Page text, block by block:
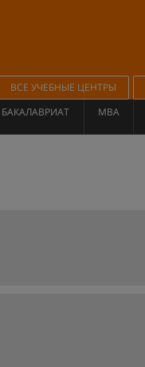
ВСЕ УЧЕБНЫЕ ЦЕНТРЫ
БАКАЛАВРИАТ MBA